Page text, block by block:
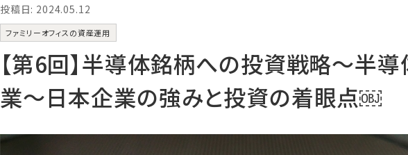
投稿日: 2024.05.12
ファミリーオフィスの資産運用
【第6回】半導体銘柄への投資戦略〜半
業～日本企業の強みと投資の着眼点￼